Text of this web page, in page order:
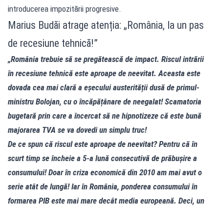
introducerea impozitării progresive.
Marius Budăi atrage atenția: „România, la un pas
de recesiune tehnică!”
„România trebuie să se pregătească de impact. Riscul intrării
în recesiune tehnică este aproape de neevitat. Aceasta este
dovada cea mai clară a eșecului austerității dusă de primul-
ministru Bolojan, cu o încăpățânare de neegalat! Scamatoria
bugetară prin care a încercat să ne hipnotizeze că este bună
majorarea TVA se va dovedi un simplu truc!
De ce spun că riscul este aproape de neevitat? Pentru că în
scurt timp se încheie a 5-a lună consecutivă de prăbușire a
consumului! Doar în criza economică din 2010 am mai avut o
serie atât de lungă! Iar în România, ponderea consumului în
formarea PIB este mai mare decât media europeană. Deci, un